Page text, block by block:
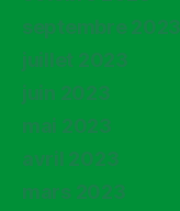
septembre 2023
juillet 2023
juin 2023
mai 2023
avril 2023
mars 2023